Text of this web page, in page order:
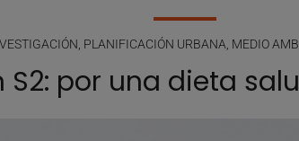
PLANIFICACIÓN URBANA, MEDIO
por una dieta